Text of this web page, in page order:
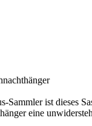
Sammler ist dieses
eine